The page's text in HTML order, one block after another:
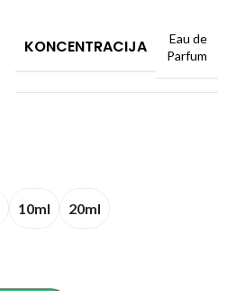
KONCENTRACIJA
Eau de
Parfum
10ml 20ml